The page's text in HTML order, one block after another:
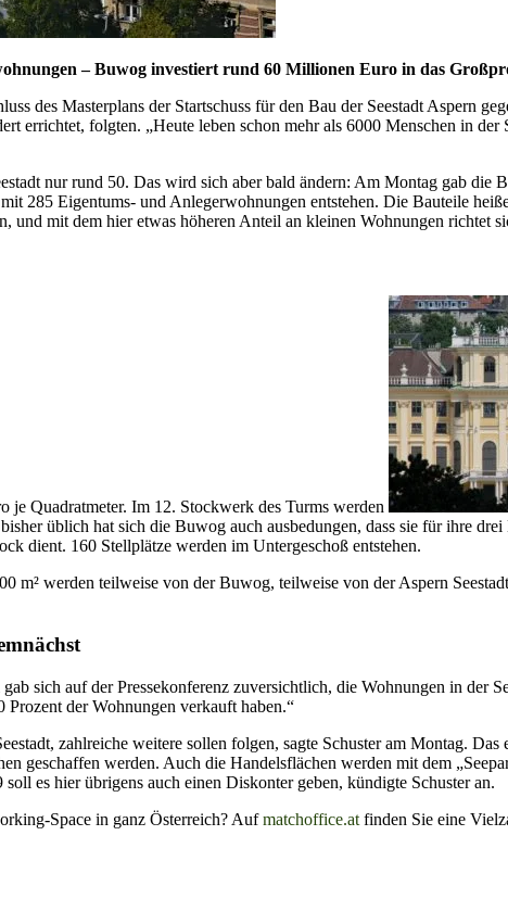
– Buwog investiert rund 60 Millionen Euro in das
des Masterplans der Startschuss für den Bau der Seestadt Aspern
errichtet, folgten. „Heute leben schon mehr als 6000 Menschen in der
nur rund 50. Das wird sich aber bald ändern: Am Montag gab die
285 Eigentums- und Anlegerwohnungen entstehen. Die Bauteile
und mit dem hier etwas höheren Anteil an kleinen Wohnungen richtet
je Quadratmeter. Im 12. Stockwerk des Turms werden
üblich hat sich die Buwog auch ausbedungen, dass sie für ihre
dient. 160 Stellplätze werden im Untergeschoß entstehen.
m² werden teilweise von der Buwog, teilweise von der Aspern
sich auf der Pressekonferenz zuversichtlich, die Wohnungen in der
der Wohnungen verkauft haben.“
zahlreiche weitere sollen folgen, sagte Schuster am Montag.
geschaffen werden. Auch die Handelsflächen werden mit dem
es hier übrigens auch einen Diskonter geben, kündigte Schuster an.
Space in ganz Österreich? Aufmatchoffice.at finden Sie eine